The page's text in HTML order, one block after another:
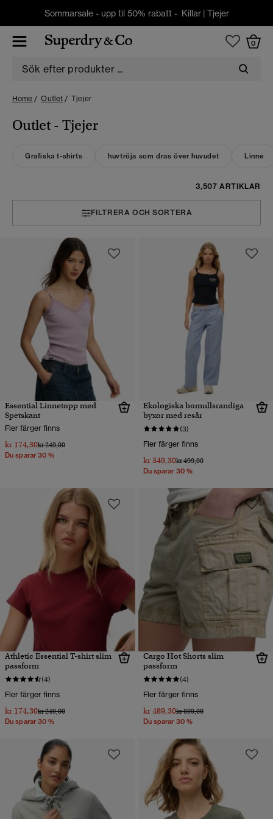
Sommarsale - upp til 50% rabatt - Killar| Tjejer
0
Home Outlet Tjejer
Outlet - Tjejer
Grafiska t-shirts huvtröja som dras över huvudet Linne
3,507 ARTIKLAR
FILTRERA OCH SORTERA
Essential Linnetopp med
Spetskant
Fler färger finns
kr 174,30Pris reducerat från
kr 249,00till
Du sparar 30 %
Ekologiska bomullsrandiga
byxor med resår
(3)
Fler färger finns
kr 349,30Pris reducerat från
kr 499,00till
Du sparar 30 %
Athletic Essential T-shirt slim
passform
(4)
Fler färger finns
kr 174,30Pris reducerat från
kr 249,00till
Du sparar 30 %
Cargo Hot Shorts slim
passform
(4)
Fler färger finns
kr 489,30Pris reducerat från
kr 699,00till
Du sparar 30 %